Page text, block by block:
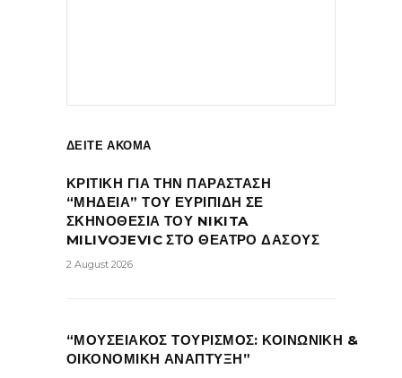
ΔΕΙΤΕ ΑΚΟΜΑ
ΚΡΙΤΙΚΗ ΓΙΑ ΤΗΝ ΠΑΡΑΣΤΑΣΗ
“ΜΗΔΕΙΑ” ΤΟΥ ΕΥΡΙΠΙΔΗ ΣΕ
ΣΚΗΝΟΘΕΣΙΑ ΤΟΥ NIKITA
MILIVOJEVIC ΣΤΟ ΘΕΑΤΡΟ ΔΑΣΟΥΣ
2 August 2026
“ΜΟΥΣΕΙΑΚΟΣ ΤΟΥΡΙΣΜΟΣ: ΚΟΙΝΩΝΙΚΗ &
ΟΙΚΟΝΟΜΙΚΗ ΑΝΑΠΤΥΞΗ”